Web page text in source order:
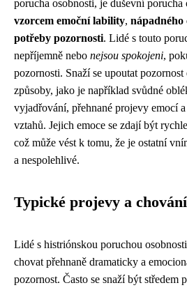
porucha osobnosti, je duševní porucha
vzorcem emoční lability, nápadného
potřeby pozornosti. Lidé s touto
nepříjemně nebo nejsou spokojeni,
pozornosti. Snaží se upoutat
způsoby, jako je například svůdné
vyjadřování, přehnané projevy emocí
vztahů. Jejich emoce se zdají být
což může vést k tomu, že je ostatní
a nespolehlivé.
Typické projevy a chování
Lidé s histriónskou poruchou
chovat přehnaně dramaticky a
pozornost. Často se snaží být středem